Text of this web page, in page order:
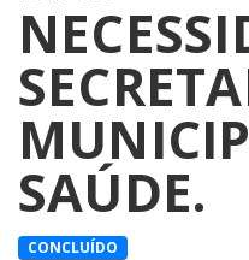
SAÚDE.
CONCLUÍDO